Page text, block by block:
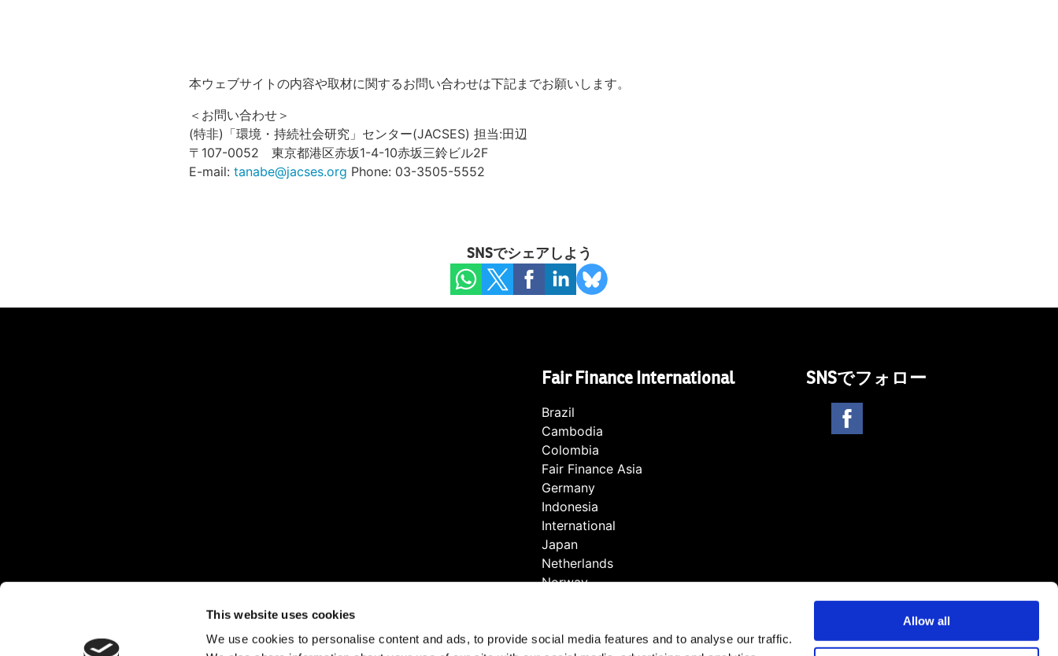
This website uses cookies
We use cookies to personalise content and ads, to provide social media features and to analyse our traffic.
Allow all
本ウェブサイトの内容や取材に関するお問い合わせは下記までお願いします。
＜お問い合わせ＞
(特非)「環境・持続社会研究」センター(JACSES) 担当:田辺
〒107-0052 東京都港区赤坂1-4-10赤坂三鈴ビル2F
E-mail: tanabe@jacses.org Phone: 03-3505-5552
SNSでシェアしよう
Fair Finance International
Brazil
Cambodia
Colombia
Fair Finance Asia
Germany
Indonesia
International
Japan
Netherlands
Norway
Southern Africa
SNSでフォロー